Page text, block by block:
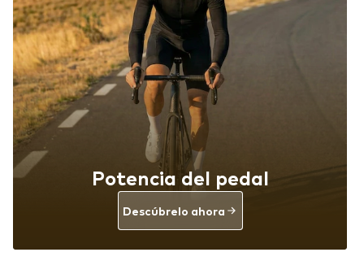
Potencia del pedal
Descúbrelo ahora